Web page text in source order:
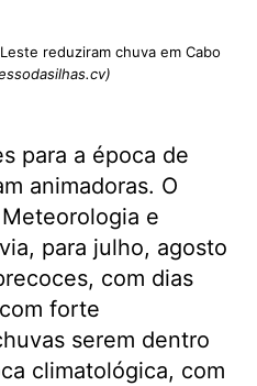
reduziram chuva em Cabo
para a época de
animadoras. O
e
para julho, agosto
com dias
forte
serem dentro
climatológica, com